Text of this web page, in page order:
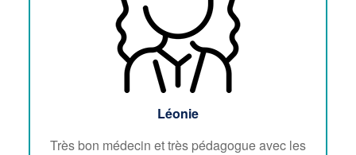
Léonie
Très bon médecin et très pédagogue avec les